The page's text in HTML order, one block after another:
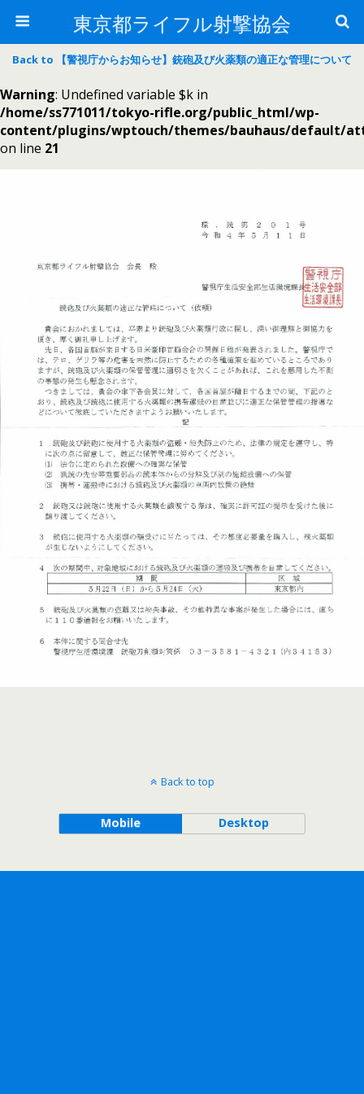
東京都ライフル射撃協会
Back to 【警視庁からお知らせ】銃砲及び火薬類の適正な管理について
Warning: Undefined variable $k in
/home/ss771011/tokyo-rifle.org/public_html/wp-
content/plugins/wptouch/themes/bauhaus/default/
on line 21
Back to top
Mobile Desktop